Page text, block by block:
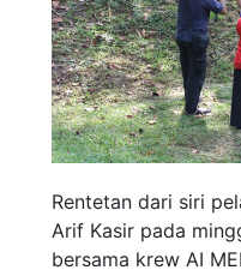
Rentetan dari siri
Arif Kasir pada
bersama krew AI